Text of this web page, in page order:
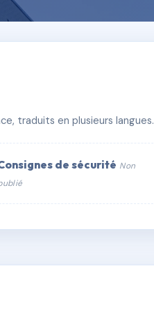
traduits en plusieurs langues.
de sécurité Non